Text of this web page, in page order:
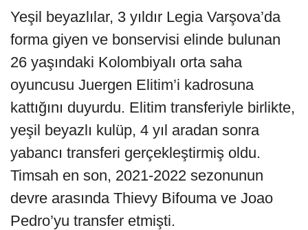
Yeşil beyazlılar, 3 yıldır Legia Varşova’da
forma giyen ve bonservisi elinde bulunan
26 yaşındaki Kolombiyalı orta saha
oyuncusu Juergen Elitim’i kadrosuna
kattığını duyurdu. Elitim transferiyle birlikte,
yeşil beyazlı kulüp, 4 yıl aradan sonra
yabancı transferi gerçekleştirmiş oldu.
Timsah en son, 2021-2022 sezonunun
devre arasında Thievy Bifouma ve Joao
Pedro’yu transfer etmişti.